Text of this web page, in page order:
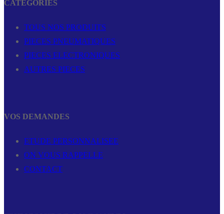
CATEGORIES
TOUS NOS PRODUITS
PIECES PNEUMATIQUES
PIECES ELECTRONIQUES
AUTRES PIECES
VOS DEMANDES
ETUDE PERSONNALISEE
ON VOUS RAPPELLE
CONTACT